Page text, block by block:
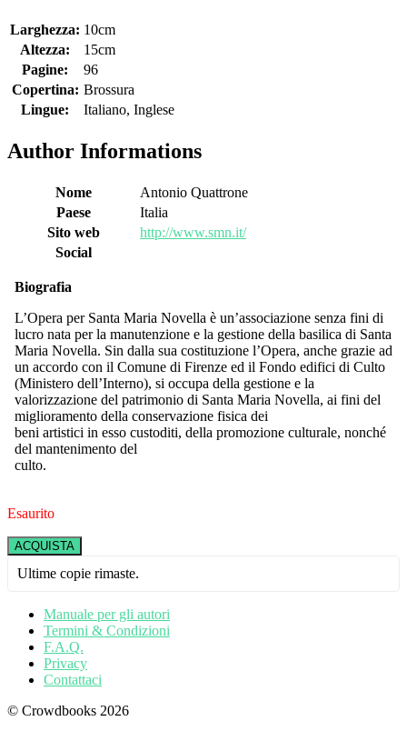
Larghezza: 10cm
Altezza:
15cm
Pagine:
96
Copertina: Brossura
Lingue:
Italiano, Inglese
Author Informations
Nome
Antonio Quattrone
Paese
Italia
Sito web
http://www.smn.it/
Social
Biografia
L’Opera per Santa Maria Novella è un’associazione senza fini di
lucro nata per la manutenzione e la gestione della basilica di Santa
Maria Novella. Sin dalla sua costituzione l’Opera, anche grazie ad
un accordo con il Comune di Firenze ed il Fondo edifici di Culto
(Ministero dell’Interno), si occupa della gestione e la
valorizzazione del patrimonio di Santa Maria Novella, ai fini del
miglioramento della conservazione fisica dei
beni artistici in esso custoditi, della promozione culturale, nonché
del mantenimento del
culto.
Esaurito
ACQUISTA
Ultime copie rimaste.
Manuale per gli autori
Termini & Condizioni
F.A.Q.
Privacy
Contattaci
© Crowdbooks 2026